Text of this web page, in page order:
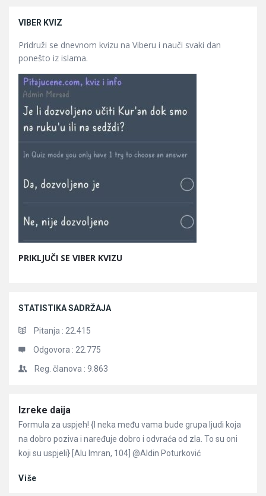
VIBER KVIZ
Pridruži se dnevnom kvizu na Viberu i nauči svaki dan
ponešto iz islama.
PRIKLJUČI SE VIBER KVIZU
STATISTIKA SADRŽAJA
Pitanja : 22.415
Odgovora : 22.775
Reg. članova : 9.863
Članci
Izreke daija
Formula za uspjeh! {I neka među vama bude grupa ljudi koja
na dobro poziva i naređuje dobro i odvraća od zla. To su oni
koji su uspjeli} [Alu Imran, 104] @Aldin Poturković
Više